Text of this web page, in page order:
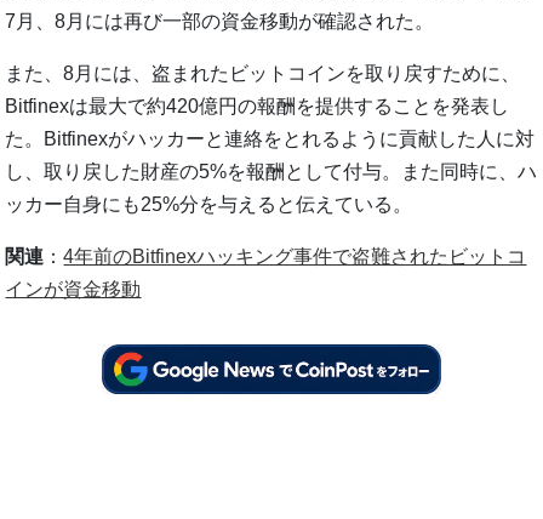
7月、8月には再び一部の資金移動が確認された。
また、8月には、盗まれたビットコインを取り戻すために、
Bitfinexは最大で約420億円の報酬を提供することを発表し
た。Bitfinexがハッカーと連絡をとれるように貢献した人に対
し、取り戻した財産の5%を報酬として付与。また同時に、ハ
ッカー自身にも25%分を与えると伝えている。
関連 ：4年前のBitfinexハッキング事件で盗難されたビットコ
インが資金移動